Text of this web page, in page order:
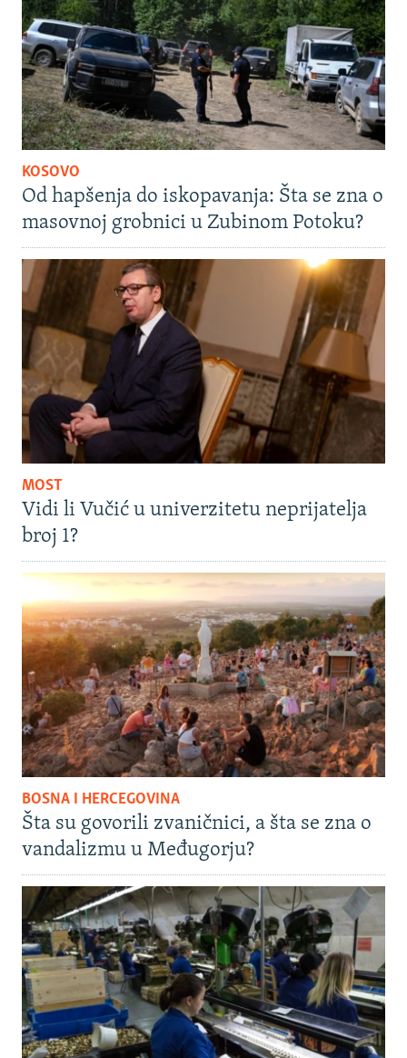
KOSOVO
Od hapšenja do iskopavanja: Šta se zna o
masovnoj grobnici u Zubinom Potoku?
MOST
Vidi li Vučić u univerzitetu neprijatelja
broj 1?
BOSNA I HERCEGOVINA
Šta su govorili zvaničnici, a šta se zna o
vandalizmu u Međugorju?